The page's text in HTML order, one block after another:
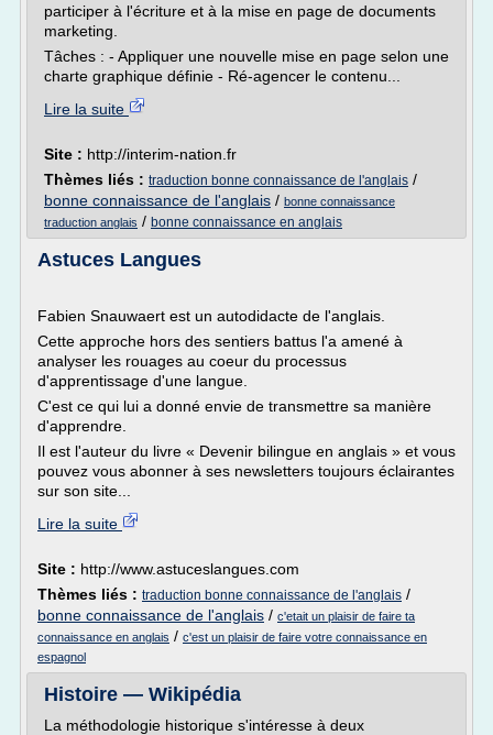
participer à l'écriture et à la mise en page de documents
marketing.
Tâches : - Appliquer une nouvelle mise en page selon une
charte graphique définie - Ré-agencer le contenu...
Lire la suite
Site : http://interim-nation.fr
Thèmes liés : traduction bonne connaissance de l'anglais /
bonne connaissance de l'anglais / bonne connaissance
traduction anglais / bonne connaissance en anglais
Astuces Langues
Fabien Snauwaert est un autodidacte de l'anglais.
Cette approche hors des sentiers battus l'a amené à
analyser les rouages au coeur du processus
d'apprentissage d'une langue.
C'est ce qui lui a donné envie de transmettre sa manière
d'apprendre.
Il est l'auteur du livre « Devenir bilingue en anglais » et vous
pouvez vous abonner à ses newsletters toujours éclairantes
sur son site...
Lire la suite
Site : http://www.astuceslangues.com
Thèmes liés : traduction bonne connaissance de l'anglais /
bonne connaissance de l'anglais / c'etait un plaisir de faire ta
connaissance en anglais / c'est un plaisir de faire votre connaissance en
espagnol
Histoire — Wikipédia
La méthodologie historique s'intéresse à deux